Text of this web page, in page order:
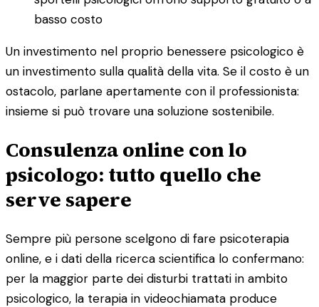
basso costo
Un investimento nel proprio benessere psicologico è
un investimento sulla qualità della vita. Se il costo è un
ostacolo, parlane apertamente con il professionista:
insieme si può trovare una soluzione sostenibile.
Consulenza online con lo
psicologo: tutto quello che
serve sapere
Sempre più persone scelgono di fare psicoterapia
online, e i dati della ricerca scientifica lo confermano:
per la maggior parte dei disturbi trattati in ambito
psicologico, la terapia in videochiamata produce